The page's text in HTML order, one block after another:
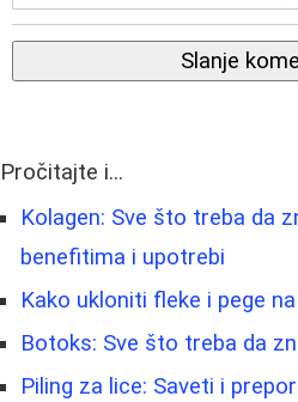
Slanje
Pročitajte i...
Kolagen: Sve što treba da
benefitima i upotrebi
Kako ukloniti fleke i pege
Botoks: Sve što treba da
Piling za lice: Saveti i